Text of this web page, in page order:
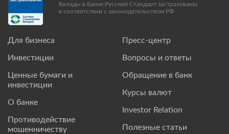
Для бизнеса
Инвестиции
Ценные бумаги и
инвестиции
О банке
Противодействие
мошенничеству
Пресс-центр
Вопросы и ответы
Обращение в банк
Курсы валют
Investor Relation
Полезные статьи
Вклады в Банке Русский Стандарт застрахованы
в соответствии с законодательством РФ